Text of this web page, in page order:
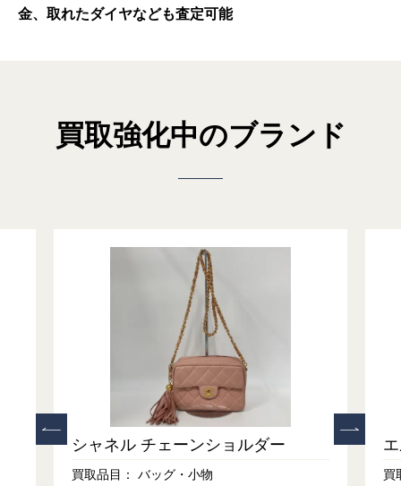
金、取れたダイヤなども査定可能
買取強化中のブランド
シャネル チェーンショルダー
買取品目： バッグ・小物 買